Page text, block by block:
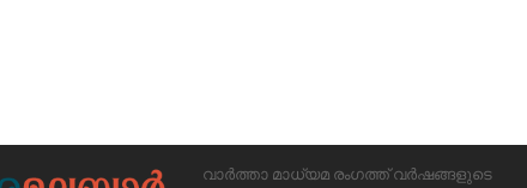
വാർത്താ മാധ്യമ രംഗത്ത് വർഷങ്ങളുടെ